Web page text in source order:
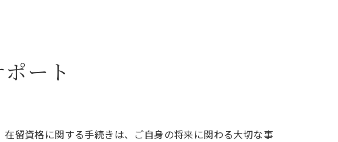
ート
留資格に関する手続きは、ご自身の将来に関わる大切な事